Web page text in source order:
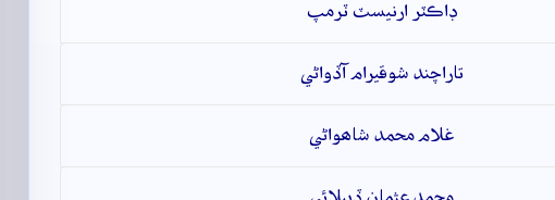
ڊاڪٽر ارنيسٽ ٽرمپ
تاراچند شوقيرام آڏواڻي
غلام محمد شاھواڻي